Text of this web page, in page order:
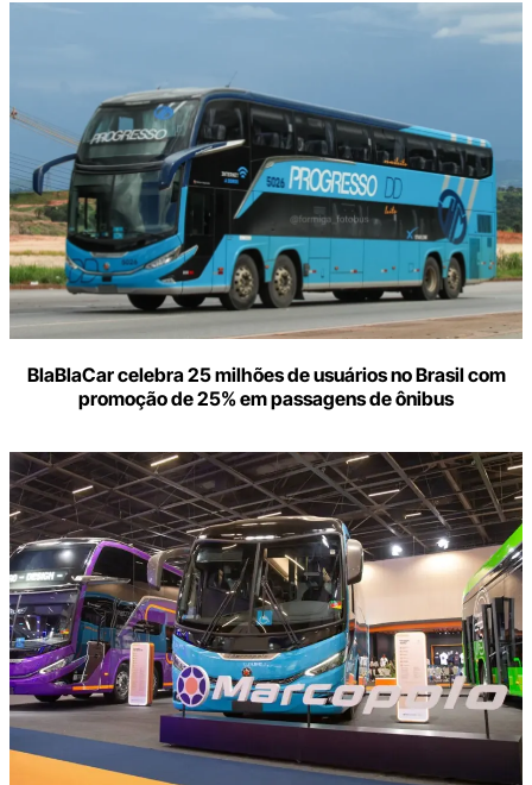
BlaBlaCar celebra 25 milhões de usuários no Brasil com
promoção de 25% em passagens de ônibus